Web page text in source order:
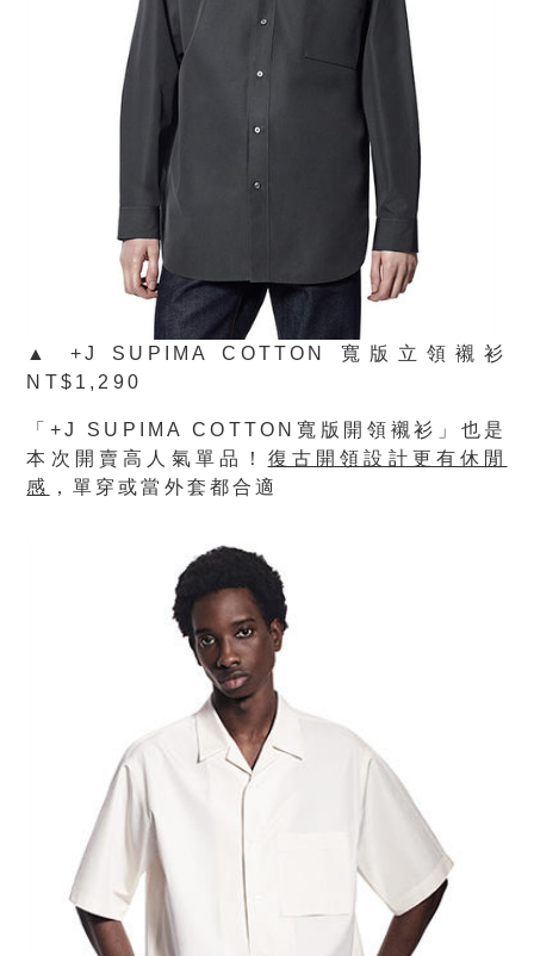
▲ +J SUPIMA COTTON 寬版立領襯衫
NT$1,290
「+J SUPIMA COTTON 寬版開領襯衫」也是
本次開賣高人氣單品！ 復古開領設計更有休閒
感
，單穿或當外套都合適